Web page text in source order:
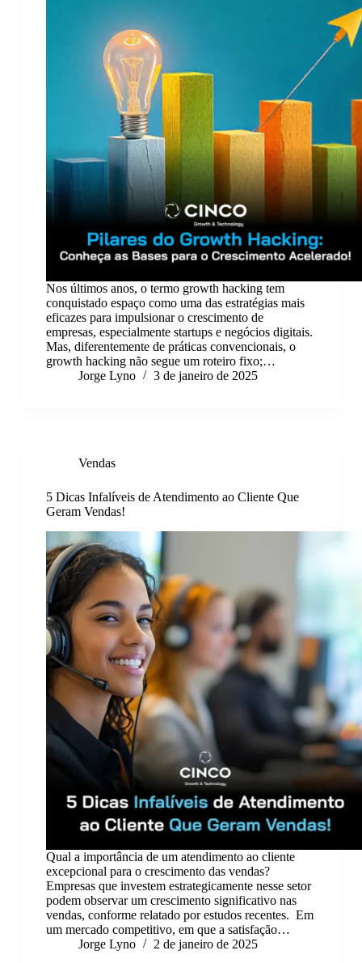
Nos últimos anos, o termo growth hacking tem
conquistado espaço como uma das estratégias mais
eficazes para impulsionar o crescimento de
empresas, especialmente startups e negócios digitais.
Mas, diferentemente de práticas convencionais, o
growth hacking não segue um roteiro fixo;…
Jorge Lyno
3 de janeiro de 2025
Vendas
5 Dicas Infalíveis de Atendimento ao Cliente Que
Geram Vendas!
Qual a importância de um atendimento ao cliente
excepcional para o crescimento das vendas?
Empresas que investem estrategicamente nesse setor
podem observar um crescimento significativo nas
vendas, conforme relatado por estudos recentes. Em
um mercado competitivo, em que a satisfação…
Jorge Lyno
2 de janeiro de 2025